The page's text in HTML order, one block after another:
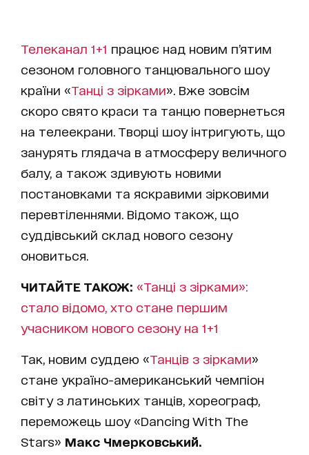
Телеканал 1+1 працює над новим п’ятим
сезоном головного танцювального шоу
країни «Танці з зірками». Вже зовсім
скоро свято краси та танцю повернеться
на телеекрани. Творці шоу інтригують, що
занурять глядача в атмосферу величного
балу, а також здивують новими
постановками та яскравими зірковими
перевтіленнями. Відомо також, що
суддівський склад нового сезону
оновиться.
ЧИТАЙТЕ ТАКОЖ: «Танці з зірками»:
стало відомо, хто стане першим
учасником нового сезону на 1+1
Так, новим суддею «Танців з зірками»
стане україно-американський чемпіон
світу з латинських танців, хореограф,
переможець шоу «Dancing With The
Stars» Макс Чмерковський.